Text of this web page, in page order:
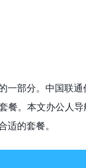
一部分。中国联
餐。本文办公人
的套餐。